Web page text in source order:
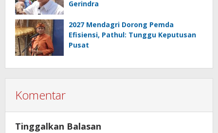
Gerindra
2027 Mendagri Dorong Pemda
Efisiensi, Pathul: Tunggu Keputusan
Pusat
Komentar
Tinggalkan Balasan